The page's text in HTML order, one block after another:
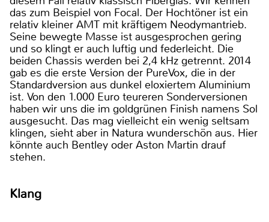
das zum Beispiel von Focal. Der Hochtöner ist ein
relativ kleiner AMT mit kräftigem Neodymantrieb.
Seine bewegte Masse ist ausgesprochen gering
und so klingt er auch luftig und federleicht. Die
beiden Chassis werden bei 2,4 kHz getrennt. 2014
gab es die erste Version der PureVox, die in der
Standardversion aus dunkel eloxiertem Aluminium
ist. Von den 1.000 Euro teureren Sonderversionen
haben wir uns die im goldgrünen Finish namens Sol
ausgesucht. Das mag vielleicht ein wenig seltsam
klingen, sieht aber in Natura wunderschön aus. Hier
könnte auch Bentley oder Aston Martin drauf
stehen.
Klang